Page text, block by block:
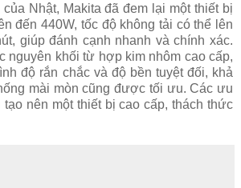
Nhật, Makita đã đem lại một thiết bị
đến 440W, tốc độ không tải có thể lên
giúp đánh cạnh nhanh và chính xác.
nguyên khối từ hợp kim nhôm cao cấp,
độ rắn chắc và độ bền tuyệt đối, khả
mài mòn cũng được tối ưu. Các ưu
nên một thiết bị cao cấp, thách thức